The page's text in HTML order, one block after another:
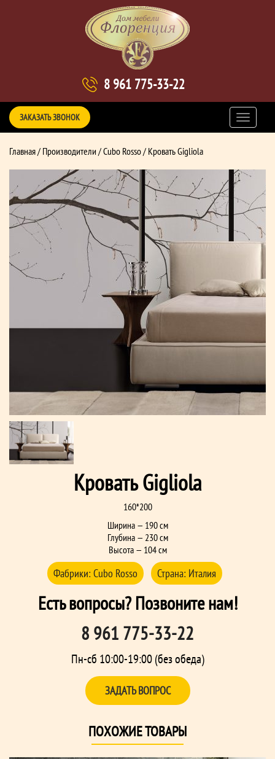
8 961 775-33-22
ЗАКАЗАТЬ ЗВОНОК
Главная/ Производители /Cubo Rosso/ Кровать Gigliola
Кровать Gigliola
160*200
Ширина — 190 см
Глубина — 230 см
Высота — 104 см
Фабрики: Cubo Rosso Страна: Италия
Есть вопросы? Позвоните нам!
8 961 775-33-22
Пн-сб 10:00-19:00 (без обеда)
ЗАДАТЬ ВОПРОС
ПОХОЖИЕ ТОВАРЫ